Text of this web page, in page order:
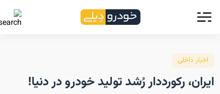
اخبار داخلی
ایران، رکورددار رُشد تولید خودرو در دنیا!